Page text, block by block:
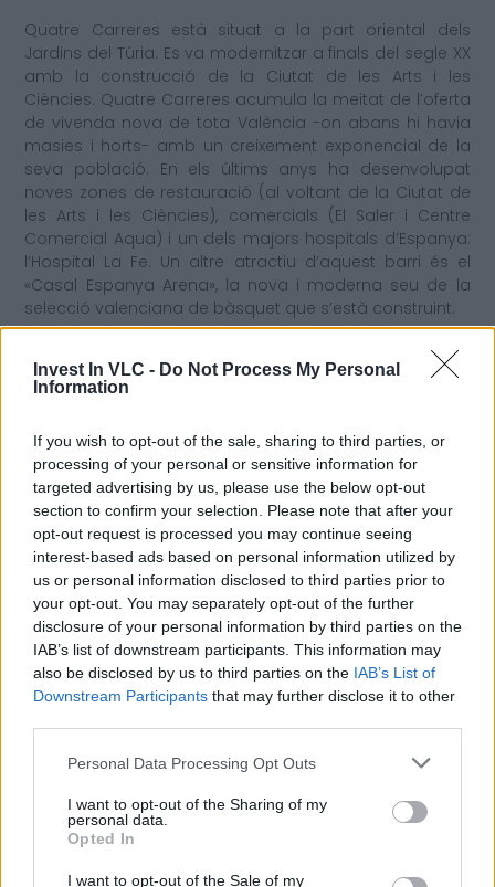
Invest In VLC - Do Not Process My Personal
Information
If you wish to opt-out of the sale, sharing to third parties, or
processing of your personal or sensitive information for
targeted advertising by us, please use the below opt-out
section to confirm your selection. Please note that after your
opt-out request is processed you may continue seeing
interest-based ads based on personal information utilized by
us or personal information disclosed to third parties prior to
your opt-out. You may separately opt-out of the further
disclosure of your personal information by third parties on the
IAB’s list of downstream participants. This information may
also be disclosed by us to third parties on the IAB’s List of
Downstream Participants that may further disclose it to other
Personal Data Processing Opt Outs
I want to opt-out of the Sharing of my
personal data.
Opted In
I want to opt-out of the Sale of my
Quatre Carreres està situat a la part oriental dels
Jardins del Túria. Es va modernitzar a finals del segle XX
amb la construcció de la Ciutat de les Arts i les
Ciències. Quatre Carreres acumula la meitat de l’oferta
de vivenda nova de tota València -on abans hi havia
masies i horts- amb un creixement exponencial de la
seva població. En els últims anys ha desenvolupat
noves zones de restauració (al voltant de la Ciutat de
les Arts i les Ciències), comercials (El Saler i Centre
Comercial Aqua) i un dels majors hospitals d’Espanya:
l’Hospital La Fe. Un altre atractiu d’aquest barri és el
«Casal Espanya Arena», la nova i moderna seu de la
selecció valenciana de bàsquet que s’està construint.